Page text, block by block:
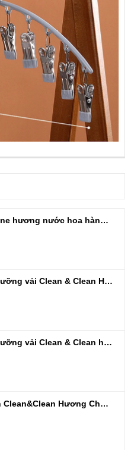
Nước xả Hygiene hương nước hoa hàng chuẩn Thái can 3L3
Nước giặt xả dưỡng vải Clean & Clean Hương Ban Mai 3.2kg
Nước giặt xả dưỡng vải Clean & Clean hương Violet 3.2kg
Nước rửa chén Clean&Clean Hương Chanh Can 5L